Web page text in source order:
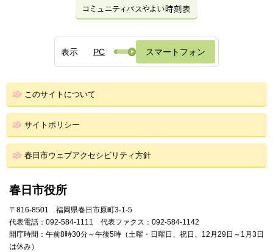
表示 PC スマートフォン
このサイトについて
サイトポリシー
春日市ウェブアクセシビリティ方針
春日市役所
〒816-8501 福岡県春日市原町3-1-5
代表電話：092-584-1111 代表ファクス：092-584-1142
開庁時間：午前8時30分～午後5時（土曜・日曜日、祝日、12月29日～1月3日
は休み）